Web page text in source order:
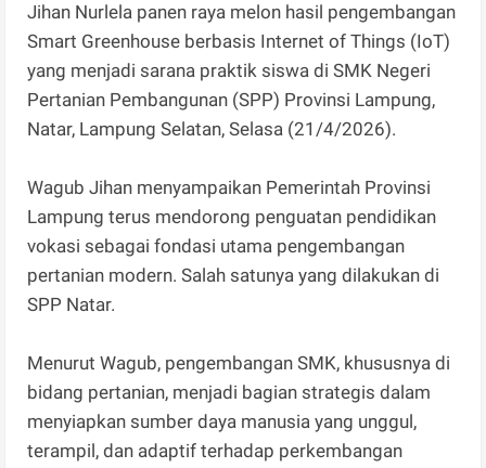
Jihan Nurlela panen raya melon hasil pengembangan
Smart Greenhouse berbasis Internet of Things (IoT)
yang menjadi sarana praktik siswa di SMK Negeri
Pertanian Pembangunan (SPP) Provinsi Lampung,
Natar, Lampung Selatan, Selasa (21/4/2026).
Wagub Jihan menyampaikan Pemerintah Provinsi
Lampung terus mendorong penguatan pendidikan
vokasi sebagai fondasi utama pengembangan
pertanian modern. Salah satunya yang dilakukan di
SPP Natar.
Menurut Wagub, pengembangan SMK, khususnya di
bidang pertanian, menjadi bagian strategis dalam
menyiapkan sumber daya manusia yang unggul,
terampil, dan adaptif terhadap perkembangan